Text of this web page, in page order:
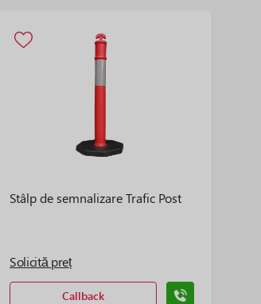
Stâlp de semnalizare Trafic Post
Solicită preț
Callback